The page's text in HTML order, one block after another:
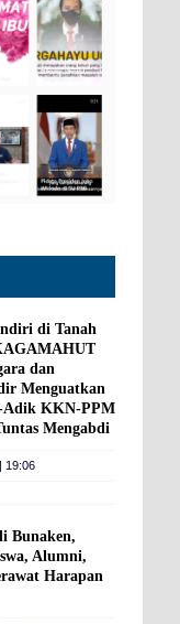
di Tanah
dan
Menguatkan
Adik KKN-PPM
Mengabdi
19:06
Bunaken,
Alumni,
Harapan